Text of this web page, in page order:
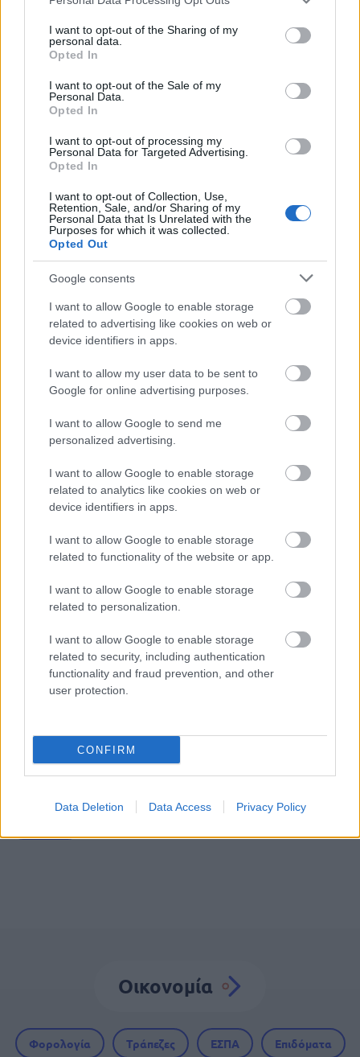
not limited to your visit or usage behaviour. You may click to
grant or deny consent to Google and its third-party tags to
use your data for below specified purposes in below Google
consent section.
I want to opt-out of the Sharing of my
personal data.
Opted In
I want to opt-out of the Sale of my
Personal Data.
Opted In
I want to opt-out of processing my
Personal Data for Targeted Advertising.
Opted In
I want to opt-out of Collection, Use,
Retention, Sale, and/or Sharing of my
Personal Data that Is Unrelated with the
Purposes for which it was collected.
Opted Out
Google consents
I want to allow Google to enable storage
related to advertising like cookies on web or
device identifiers in apps.
I want to allow my user data to be sent to
Google for online advertising purposes.
I want to allow Google to send me
personalized advertising.
I want to allow Google to enable storage
related to analytics like cookies on web or
device identifiers in apps.
I want to allow Google to enable storage
related to functionality of the website or app.
I want to allow Google to enable storage
related to personalization.
I want to allow Google to enable storage
related to security, including authentication
functionality and fraud prevention, and other
user protection.
CONFIRM
Data Deletion Data Access Privacy Policy
Μάθε πρώτος όλες τις σημαντικές
ειδήσεις.
Βάλε το proson.gr στα αποτελέσματα
αναζήτησης της Google
Δημοφιλείς Ειδήσεις
Αυτό το επίδομα δίνει 300 ευρώ - Δεν
χρειάζεται αίτηση
Τουρισμός για Όλους 2026: Voucher
έως 600 ευρώ - Ποια ΑΦΜ παίρνουν
ΔΥΠΑ: Ειδικό βοήθημα ανεργίας 565
ευρώ – Ποια δικαιολογητικά
ΑΣΕΠ: 1.866 μόνιμες προσλήψεις ΑμεΑ
- Τι ειδικότητες θα ζητηθούν
Tags
Οικονομία
Φορολογία Τράπεζες ΕΣΠΑ Επιδόματα